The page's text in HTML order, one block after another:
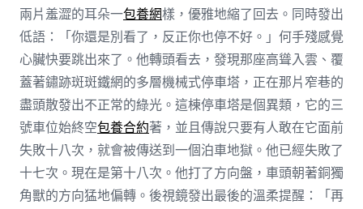
兩片羞澀的耳朵一包養網樣，優雅地縮了回去。同時發出
低語：「你還是別看了，反正你也停不好。」何手殘感覺
心臟快要跳出來了。他轉頭看去，發現那座高聳入雲、覆
蓋著鏽跡斑斑鐵網的多層機械式停車塔，正在那片窄巷的
盡頭散發出不正常的綠光。這棟停車塔是個異類，它的三
號車位始終空包養合約著，並且傳說只要有人敢在它面前
失敗十八次，就會被傳送到一個泊車地獄。他已經失敗了
十七次。現在是第十八次。他打了方向盤，車頭朝著銅獨
角獸的方向猛地偏轉。後視鏡發出最後的溫柔提醒：「再